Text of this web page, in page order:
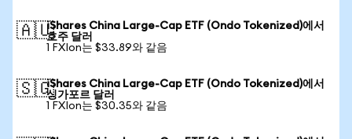
🇦🇺iShares China Large-Cap ETF (Ondo Tokenized)에서
호주 달러
1 FXIon는 $33.89와 같음
🇸🇬iShares China Large-Cap ETF (Ondo Tokenized)에서
싱가포르 달러
1 FXIon는 $30.35와 같음